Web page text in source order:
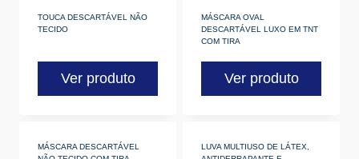
TOUCA DESCARTÁVEL NÃO
TECIDO
Ver produto
MÁSCARA OVAL
DESCARTÁVEL LUXO EM TNT
COM TIRA
Ver produto
MÁSCARA DESCARTÁVEL
LUVA MULTIUSO DE LÁTEX,